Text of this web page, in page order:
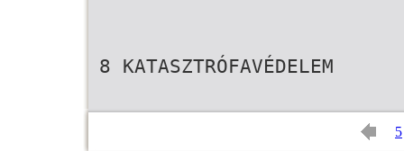
8 KATASZTRÓFAVÉDELEM
5